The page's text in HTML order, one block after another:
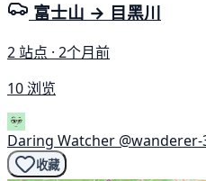
富士山 → 目黑川
2 站点 · 2个月前
10 浏览
Daring Watcher
收藏